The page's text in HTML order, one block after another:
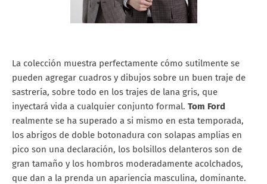
La colección muestra perfectamente cómo sutilmente se
pueden agregar cuadros y dibujos sobre un buen traje de
sastrería, sobre todo en los trajes de lana gris, que
inyectará vida a cualquier conjunto formal. Tom Ford
realmente se ha superado a si mismo en esta temporada,
los abrigos de doble botonadura con solapas amplias en
pico son una declaración, los bolsillos delanteros son de
gran tamaño y los hombros moderadamente acolchados,
que dan a la prenda un apariencia masculina, dominante.